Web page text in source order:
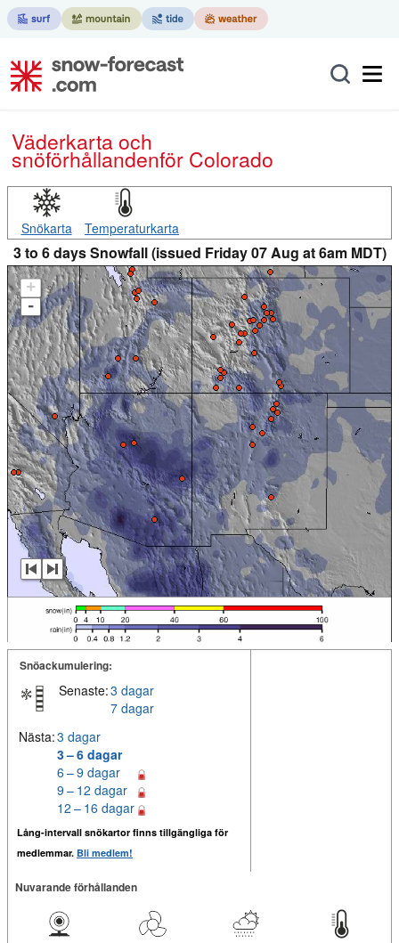
Väderkarta och
snöförhållandenför Colorado
Snökarta Temperaturkarta
3 to 6 days Snowfall (issued Friday 07 Aug at 6am MDT)
+
-
Snöackumulering:
Senaste:3 dagar
7 dagar
Nästa:3 dagar
3 – 6 dagar
6 – 9 dagar
9 – 12 dagar
12 – 16 dagar
Lång-intervall snökartor finns tillgängliga för
medlemmar. Bli medlem!
Nuvarande förhållanden